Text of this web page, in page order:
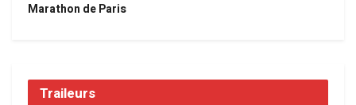
Marathon de Paris
Traileurs